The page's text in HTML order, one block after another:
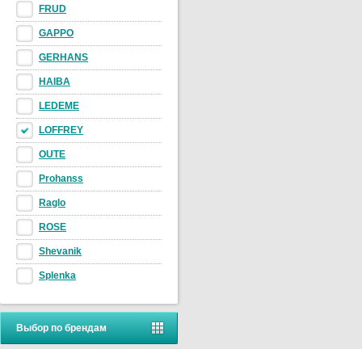
FRUD
GAPPO
GERHANS
HAIBA
LEDEME
LOFFREY
OUTE
Prohanss
Raglo
ROSE
Shevanik
Splenka
Выбор по брендам